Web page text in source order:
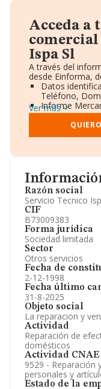
Razón social
Servicio Tecnico
CIF
B73009383
Forma jurídica
Sociedad limitada
Sector
Otros servicios
Fecha de
2-12-1998
Fecha último
31-8-2025
Objeto social
La reparacion y
Actividad
Reparación de
domésticos
Actividad CNAE
9529 -
personales y
Estado de la
Acceda a
comercial
Ispa Sl
A través del
desde Einforma,
Datos
Teléfono,
Informe
Gráficos de
Consejo de
Directivos y
Información
Ver más